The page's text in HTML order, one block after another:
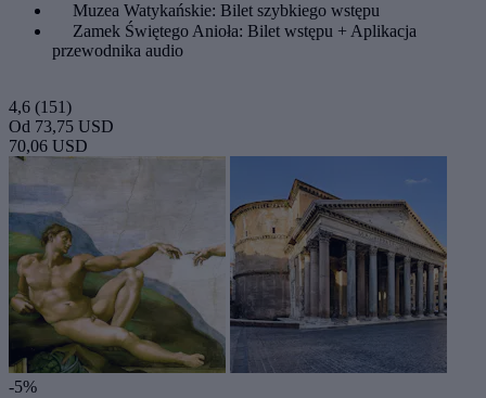
Muzea Watykańskie: Bilet szybkiego wstępu
Zamek Świętego Anioła: Bilet wstępu + Aplikacja
przewodnika audio
4,6 (151)
Od 73,75 USD
70,06 USD
-5%